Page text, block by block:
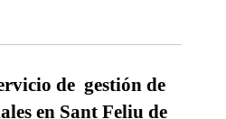
de gestión de
en Sant Feliu de